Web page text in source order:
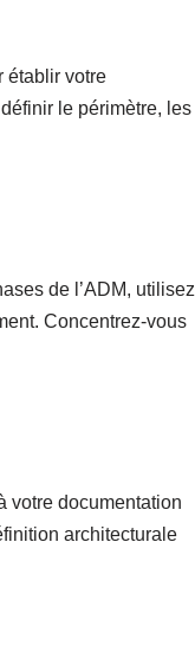
établir votre
le périmètre, les
de l’ADM, utilisez
Concentrez-vous
votre documentation
architecturale